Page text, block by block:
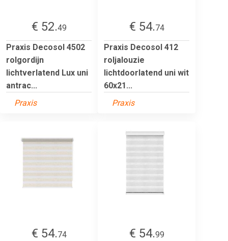
€ 52.49
Praxis Decosol 4502
rolgordijn
lichtverlatend Lux uni
antrac...
Praxis
€ 54.74
Praxis Decosol 412
roljalouzie
lichtdoorlatend uni wit
60x21...
Praxis
€ 54.74
€ 54.99